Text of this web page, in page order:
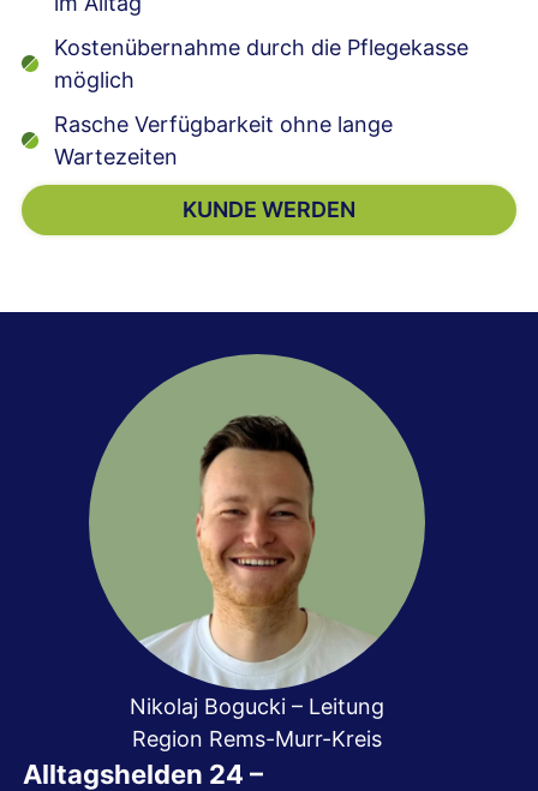
Kostenübernahme durch die Pflegekasse
möglich
Rasche Verfügbarkeit ohne lange
Wartezeiten
KUNDE WERDEN
Nikolaj Bogucki – Leitung
Region Rems-Murr-Kreis
Alltagshelden 24 –